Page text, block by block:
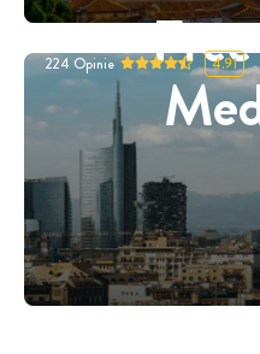
224 Opinie 4.91